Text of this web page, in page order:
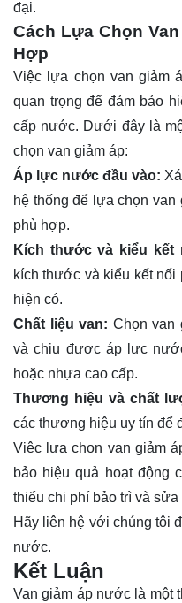
đại.
Cách Lựa Chọn
Hợp
Việc lựa chọn van giảm
quan trọng để đảm bảo
cấp nước. Dưới đây là
chọn van giảm áp:
Áp lực nước đầu vào:
hệ thống để lựa chọn van
phù hợp.
Kích thước và kiểu kết
kích thước và kiểu kết
hiện có.
Chất liệu van: Chọn van
và chịu được áp lực
hoặc nhựa cao cấp.
Thương hiệu và chất
các thương hiệu uy tín để
Việc lựa chọn van giảm
bảo hiệu quả hoạt động
thiểu chi phí bảo trì và
Hãy liên hệ với chúng tôi
nước.
Kết Luận
Van giảm áp nước là một